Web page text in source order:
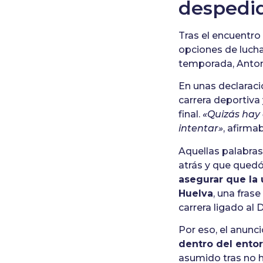
Tras el
opciones de
temporada,
En unas
carrera
final. «Quizás
intentar»,
Aquellas
atrás y que
asegurar que la
Huelva, una
carrera ligado al
Por eso, el
dentro del
asumido tras no